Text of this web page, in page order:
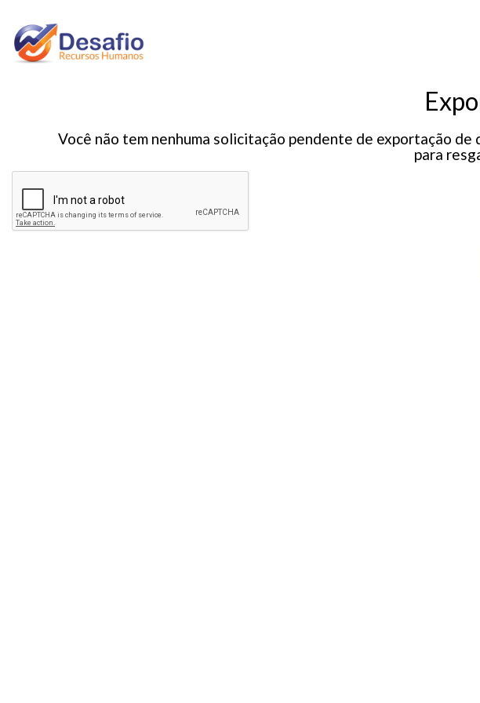
Você não tem nenhuma solicitação pendente de exportação
para